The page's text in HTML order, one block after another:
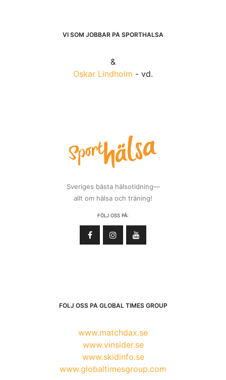
VI SOM JOBBAR PÅ SPORTHÄLSA
&
Oskar Lindholm - vd.
Sveriges bästa hälsotidning—
allt om hälsa och träning!
FÖLJ OSS PÅ:
FÖLJ OSS PÅ GLOBAL TIMES GROUP
www.matchdax.se
www.vinsider.se
www.skidinfo.se
www.globaltimesgroup.com